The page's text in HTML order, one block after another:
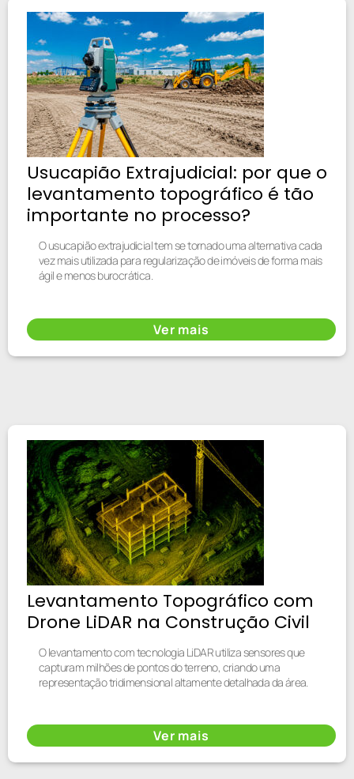
Usucapião Extrajudicial: por que o
levantamento topográfico é tão
importante no processo?
O usucapião extrajudicial tem se tornado uma alternativa cada
vez mais utilizada para regularização de imóveis de forma mais
ágil e menos burocrática.
Ver mais
Levantamento Topográfico com
Drone LiDAR na Construção Civil
O levantamento com tecnologia LiDAR utiliza sensores que
capturam milhões de pontos do terreno, criando uma
representação tridimensional altamente detalhada da área.
Ver mais